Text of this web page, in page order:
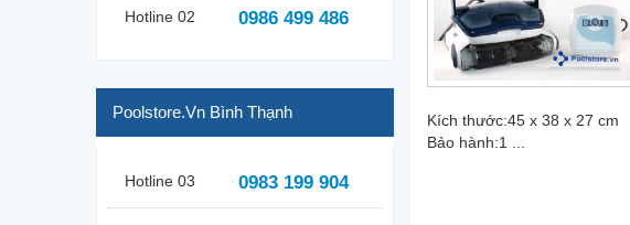
Hotline 02 0986 499 486
Poolstore.vn Bình Thạnh
Hotline 03 0983 199 904
Kích thước:45 x 38 x 27 cm
Bảo hành:1 ...